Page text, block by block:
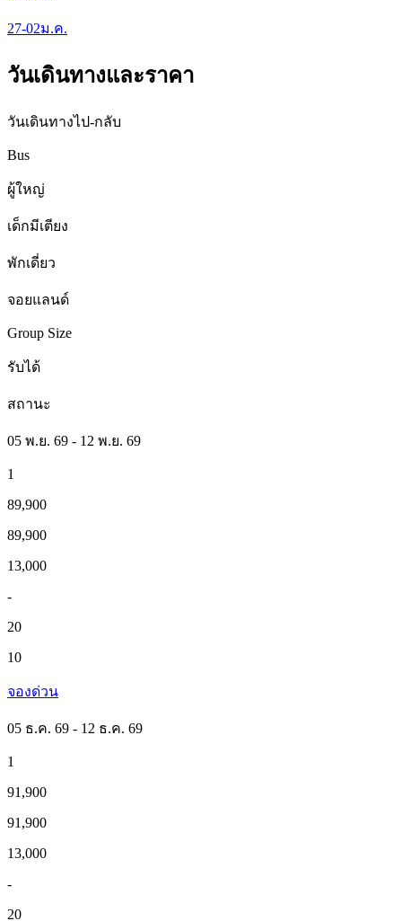
27-02ม.ค.
วันเดินทางและราคา
วันเดินทางไป-กลับ
Bus
ผู้ใหญ่
เด็กมีเตียง
พักเดี่ยว
จอยแลนด์
Group Size
รับได้
สถานะ
05 พ.ย. 69 - 12 พ.ย. 69
1
89,900
89,900
13,000
-
20
10
จองด่วน
05 ธ.ค. 69 - 12 ธ.ค. 69
1
91,900
91,900
13,000
-
20